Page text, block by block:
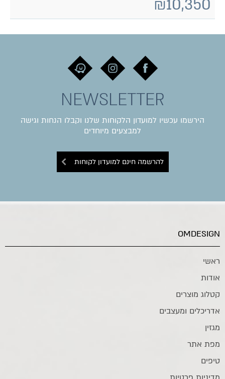
₪10,350
NEWSLETTER
הירשמו עכשיו למועדון הלקוחות שלנו וקבלו הנחות וגישה
למבצעים מיוחדים
להרשמה חינם למועדון לקוחות
OMDESIGN
ראשי
אודות
קטלוג מוצרים
אדריכלים ומעצבים
מגזין
מפת אתר
טיפים